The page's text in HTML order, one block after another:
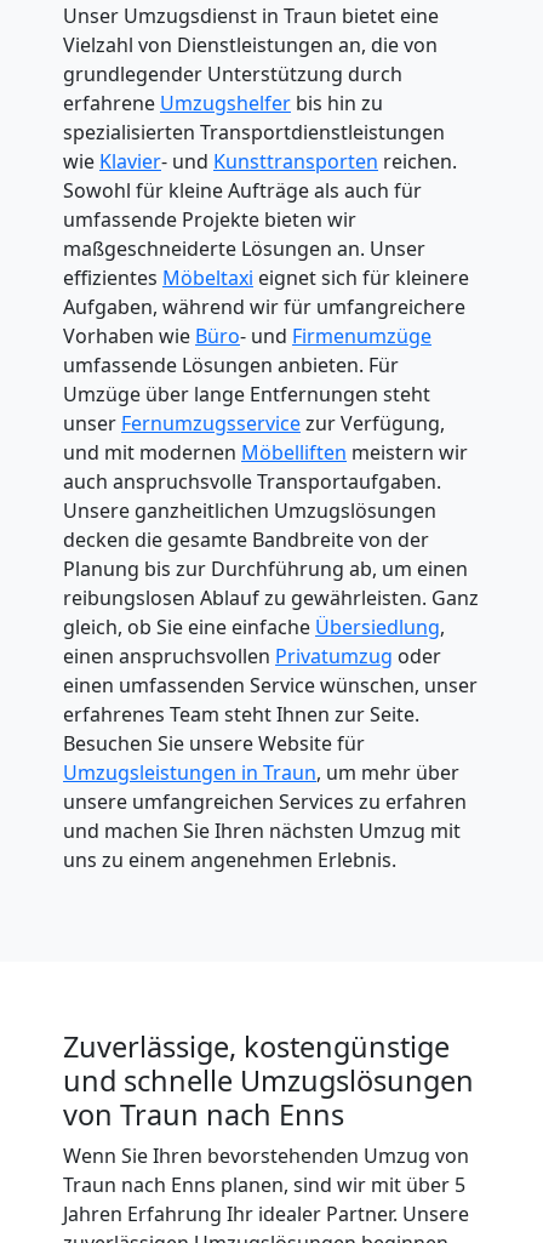
Unser Umzugsdienst in Traun bietet eine
Vielzahl von Dienstleistungen an, die von
grundlegender Unterstützung durch
erfahrene Umzugshelfer bis hin zu
spezialisierten Transportdienstleistungen
wie Klavier- und Kunsttransporten reichen.
Sowohl für kleine Aufträge als auch für
umfassende Projekte bieten wir
maßgeschneiderte Lösungen an. Unser
effizientes Möbeltaxi eignet sich für kleinere
Aufgaben, während wir für umfangreichere
Vorhaben wie Büro- und Firmenumzüge
umfassende Lösungen anbieten. Für
Umzüge über lange Entfernungen steht
unser Fernumzugsservicezur Verfügung,
und mit modernen Möbelliften meistern wir
auch anspruchsvolle Transportaufgaben.
Unsere ganzheitlichen Umzugslösungen
decken die gesamte Bandbreite von der
Planung bis zur Durchführung ab, um einen
reibungslosen Ablauf zu gewährleisten. Ganz
gleich, ob Sie eine einfache Übersiedlung,
einen anspruchsvollen Privatumzug oder
einen umfassenden Service wünschen, unser
erfahrenes Team steht Ihnen zur Seite.
Besuchen Sie unsere Website für
Umzugsleistungen in Traun, um mehr über
unsere umfangreichen Services zu erfahren
und machen Sie Ihren nächsten Umzug mit
uns zu einem angenehmen Erlebnis.
Zuverlässige, kostengünstige
und schnelle Umzugslösungen
von Traun nach Enns
Wenn Sie Ihren bevorstehenden Umzug von
Traun nach Enns planen, sind wir mit über 5
Jahren Erfahrung Ihr idealer Partner. Unsere